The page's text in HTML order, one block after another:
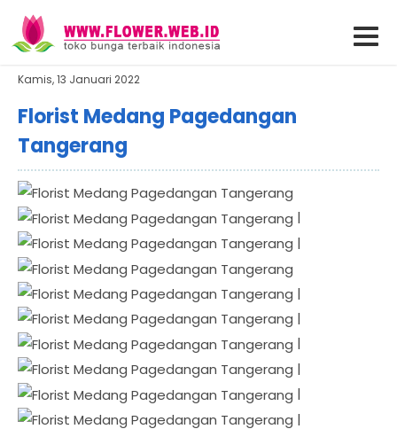
Kamis, 13 Januari 2022
Florist Medang Pagedangan
Tangerang
|
|
|
|
|
|
|
|